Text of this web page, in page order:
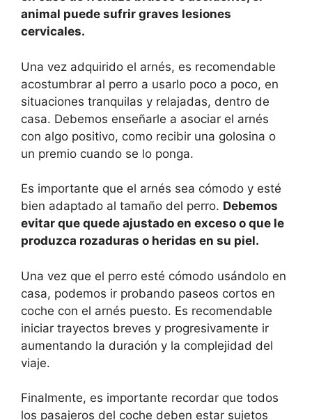
animal puede sufrir graves lesiones
cervicales.
Una vez adquirido el arnés, es recomendable
acostumbrar al perro a usarlo poco a poco, en
situaciones tranquilas y relajadas, dentro de
casa. Debemos enseñarle a asociar el arnés
con algo positivo, como recibir una golosina o
un premio cuando se lo ponga.
Es importante que el arnés sea cómodo y esté
bien adaptado al tamaño del perro. Debemos
evitar que quede ajustado en exceso o que le
produzca rozaduras o heridas en su piel.
Una vez que el perro esté cómodo usándolo en
casa, podemos ir probando paseos cortos en
coche con el arnés puesto. Es recomendable
iniciar trayectos breves y progresivamente ir
aumentando la duración y la complejidad del
viaje.
Finalmente, es importante recordar que todos
los pasajeros del coche deben estar sujetos